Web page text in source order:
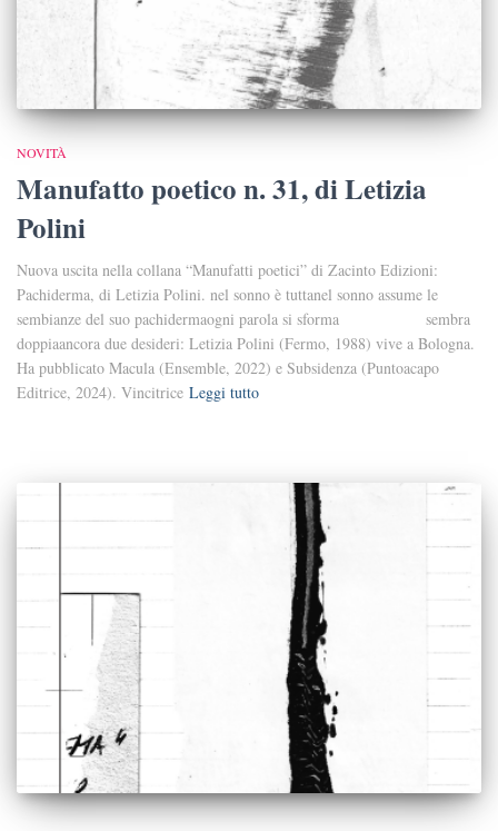
NOVITÀ
Manufatto poetico n. 31, di Letizia
Polini
Nuova uscita nella collana “Manufatti poetici” di Zacinto Edizioni:
Pachiderma, di Letizia Polini. nel sonno è tuttanel sonno assume le
sembianze del suo pachidermaogni parola si sforma sembra
doppiaancora due desideri: Letizia Polini (Fermo, 1988) vive a Bologna.
Ha pubblicato Macula (Ensemble, 2022) e Subsidenza (Puntoacapo
Editrice, 2024). Vincitrice Leggi tutto